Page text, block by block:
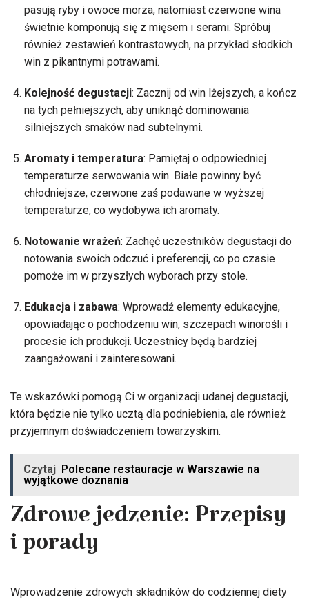
pasują ryby i owoce morza, natomiast czerwone wina
świetnie komponują się z mięsem i serami. Spróbuj
również zestawień kontrastowych, na przykład słodkich
win z pikantnymi potrawami.
Kolejność degustacji: Zacznij od win lżejszych, a kończ
na tych pełniejszych, aby uniknąć dominowania
silniejszych smaków nad subtelnymi.
Aromaty i temperatura: Pamiętaj o odpowiedniej
temperaturze serwowania win. Białe powinny być
chłodniejsze, czerwone zaś podawane w wyższej
temperaturze, co wydobywa ich aromaty.
Notowanie wrażeń: Zachęć uczestników degustacji do
notowania swoich odczuć i preferencji, co po czasie
pomoże im w przyszłych wyborach przy stole.
Edukacja i zabawa: Wprowadź elementy edukacyjne,
opowiadając o pochodzeniu win, szczepach winorośli i
procesie ich produkcji. Uczestnicy będą bardziej
zaangażowani i zainteresowani.
Te wskazówki pomogą Ci w organizacji udanej degustacji,
która będzie nie tylko ucztą dla podniebienia, ale również
przyjemnym doświadczeniem towarzyskim.
Czytaj Polecane restauracje w Warszawie na
wyjątkowe doznania
Zdrowe jedzenie: Przepisy
i porady
Wprowadzenie zdrowych składników do codziennej diety